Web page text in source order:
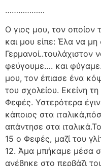
………………
Ο γιος μου, τον οποίον
και μου είπε: Έλα να
Γερμανοί..τουλάχιστον
φεύγουμε…. και φύγαμε.
μου, τον έπιασε ένα
του σχολείου. Εκείνη
Φεφές. Υστερότερα
κάποιος στα
απάντησε στα
15 ο Φεφές, μαζί του
12. Άμα μπήκαμε μέσα
ανέβηκε στο περβάζι